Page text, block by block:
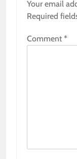
Your email
Required
Comment *